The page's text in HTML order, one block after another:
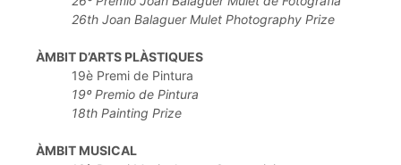
26th Joan Balaguer Mulet Photography Prize
ÀMBIT D’ARTS PLÀSTIQUES
19è Premi de Pintura
19º Premio de Pintura
18th Painting Prize
ÀMBIT MUSICAL